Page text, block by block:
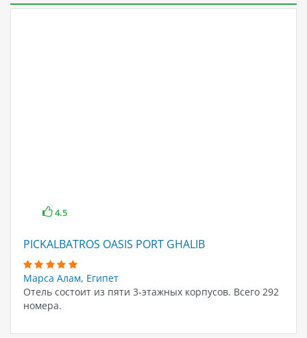
4.5
PICKALBATROS OASIS PORT GHALIB
Марса Алам, Египет
Отель состоит из пяти 3-этажных корпусов. Всего 292
номера.